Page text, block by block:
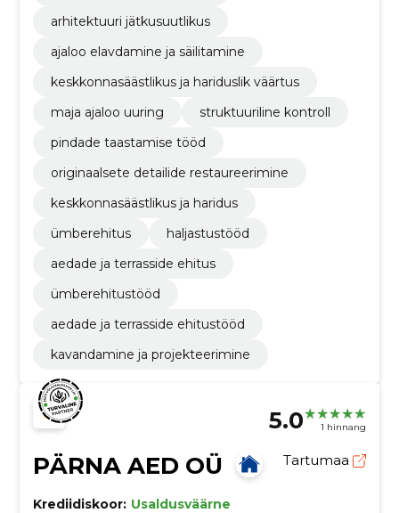
arhitektuuri jätkusuutlikus
ajaloo elavdamine ja säilitamine
keskkonnasäästlikus ja hariduslik väärtus
maja ajaloo uuring
struktuuriline kontroll
pindade taastamise tööd
originaalsete detailide restaureerimine
keskkonnasäästlikus ja haridus
ümberehitus
haljastustööd
aedade ja terrasside ehitus
ümberehitustööd
aedade ja terrasside ehitustööd
kavandamine ja projekteerimine
5.0 1 hinnang
PÄRNA AED OÜ Tartumaa
Krediidiskoor: Usaldusväärne